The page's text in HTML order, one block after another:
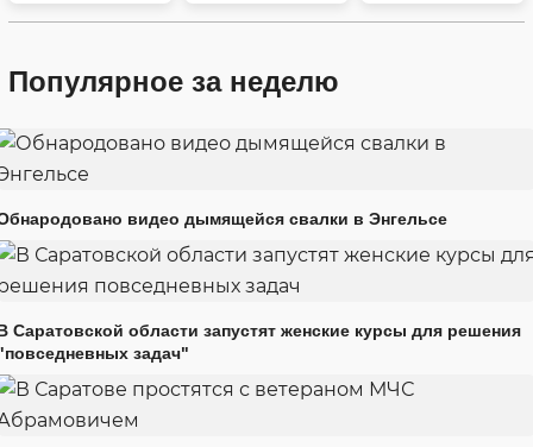
Популярное за неделю
видео дымящейся свалки в Энгельсе
Саратовской области запустят женские курсы для решения
задач"